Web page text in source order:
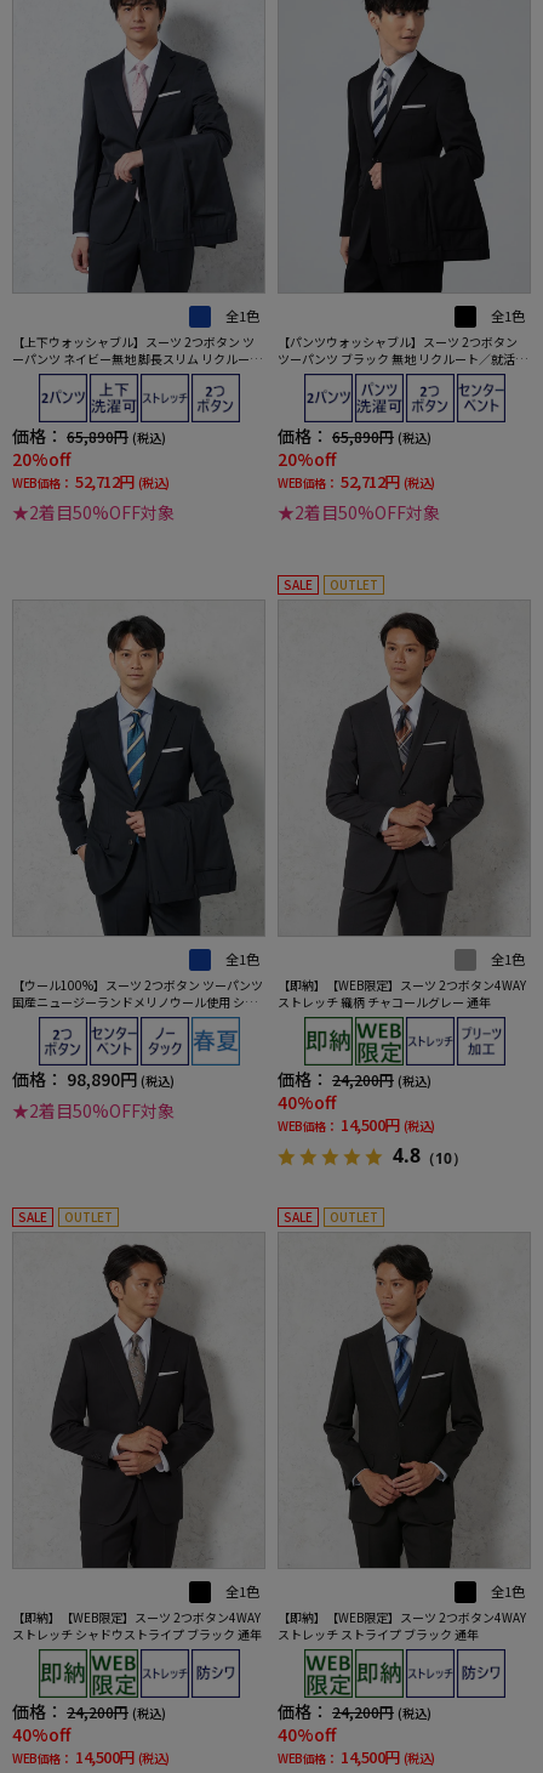
全1色
【上下ウォッシャブル】スーツ 2つボタン ツ
ーパンツ ネイビー無地 脚長スリム リクルート
／就活対応 RESPECT NERO 通年【定番】【ス
リムデザイン】
価格： 65,890円 (税込)
20%off
WEB価格： 52,712円 (税込)
★2着目50%OFF対象
全1色
【パンツウォッシャブル】スーツ 2つボタン
ツーパンツ ブラック 無地 リクルート／就活対
応 RESPECT NERO 通年【定番】【スリムデザ
イン】
価格： 65,890円 (税込)
20%off
WEB価格： 52,712円 (税込)
★2着目50%OFF対象
全1色
【ウール100%】スーツ 2つボタン ツーパンツ
国産ニュージーランドメリノウール使用 シャ
ドウストライプ STOVEL&MASON
価格： 98,890円 (税込)
★2着目50%OFF対象
SALE OUTLET
全1色
【即納】【WEB限定】スーツ 2つボタン4WAY
ストレッチ 織柄 チャコールグレー 通年
価格： 24,200円 (税込)
40%off
WEB価格： 14,500円 (税込)
4.8 （10）
SALE OUTLET
全1色
【即納】【WEB限定】スーツ 2つボタン4WAY
ストレッチ シャドウストライプ ブラック 通年
価格： 24,200円 (税込)
40%off
WEB価格： 14,500円 (税込)
SALE OUTLET
全1色
【即納】【WEB限定】スーツ 2つボタン4WAY
ストレッチ ストライプ ブラック 通年
価格： 24,200円 (税込)
40%off
WEB価格： 14,500円 (税込)